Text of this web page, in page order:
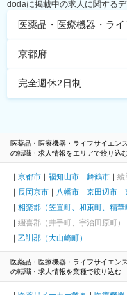
dodaに掲載中の求人に関する
医薬品・医療機器・ラ
京都府
完全週休2日制
医薬品・医療機器・ライフサイエン
の転職・求人情報をエリアで絞り込
京都市 福知山市 舞鶴市 綾
長岡京市
八幡市 京田辺市
相楽郡（笠置町、和束町、精華
綴喜郡（井手町、宇治田原町）
乙訓郡（大山崎町）
医薬品・医療機器・ライフサイエン
の転職・求人情報を業種で絞り込む